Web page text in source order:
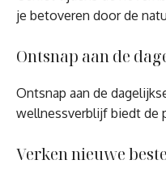
je betoveren door de
Ontsnap aan de
Ontsnap aan de
wellnessverblijf biedt de
Verken nieuwe